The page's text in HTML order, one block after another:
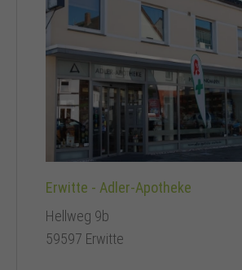
Erwitte - Adler-Apotheke
Hellweg 9b
59597 Erwitte